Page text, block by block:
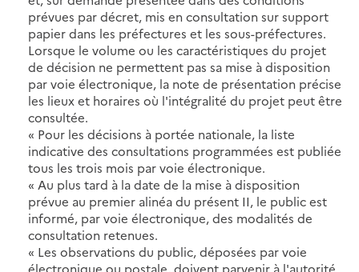
prévues par décret, mis en consultation sur support
papier dans les préfectures et les sous-préfectures.
Lorsque le volume ou les caractéristiques du projet
de décision ne permettent pas sa mise à disposition
par voie électronique, la note de présentation précise
les lieux et horaires où l'intégralité du projet peut être
consultée.
« Pour les décisions à portée nationale, la liste
indicative des consultations programmées est publiée
tous les trois mois par voie électronique.
« Au plus tard à la date de la mise à disposition
prévue au premier alinéa du présent II, le public est
informé, par voie électronique, des modalités de
consultation retenues.
« Les observations du public, déposées par voie
électronique ou postale, doivent parvenir à l'autorité